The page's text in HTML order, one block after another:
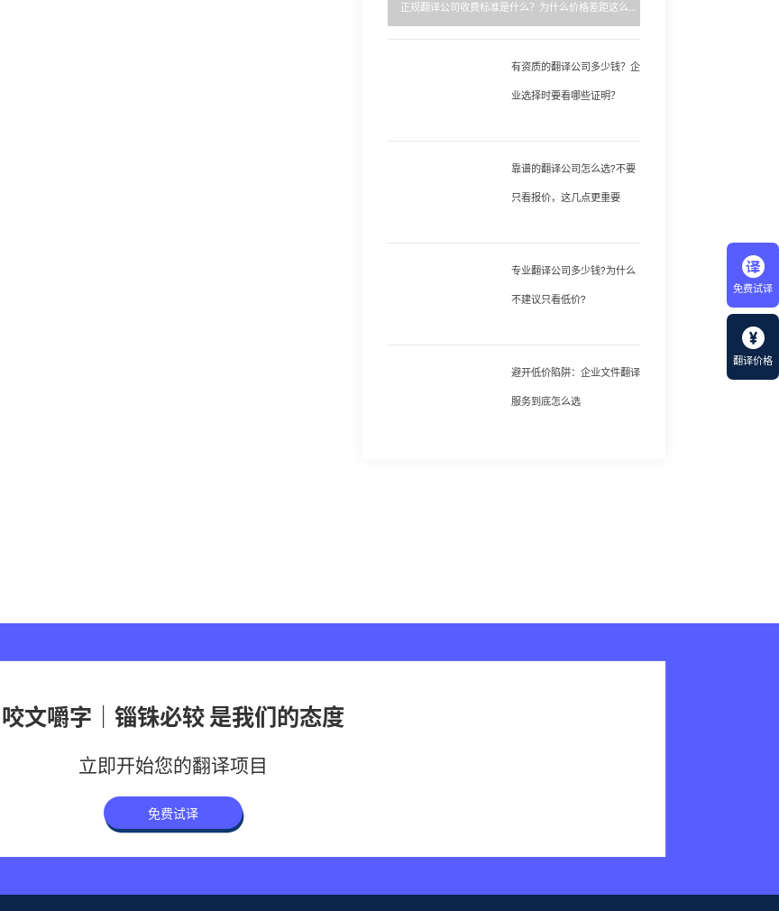
免费试译
翻译价格
正规翻译公司收费标准是什么？为什么价格差距这么大？
有资质的翻译公司多少钱？企
业选择时要看哪些证明？
靠谱的翻译公司怎么选?不要
只看报价，这几点更重要
专业翻译公司多少钱?为什么
不建议只看低价?
避开低价陷阱：企业文件翻译
服务到底怎么选
咬文嚼字｜锱铢必较 是我们的态度
立即开始您的翻译项目
免费试译